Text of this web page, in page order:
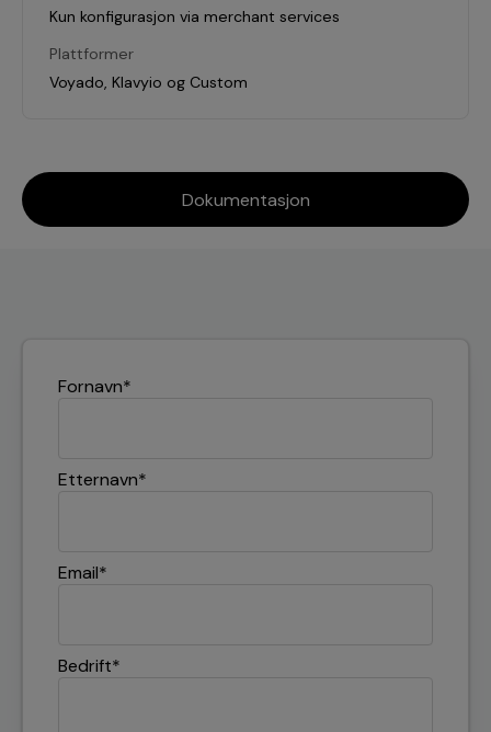
Kun konfigurasjon via merchant services
Plattformer
Voyado, Klavyio og Custom
Dokumentasjon
Fornavn*
Etternavn*
Email*
Bedrift*